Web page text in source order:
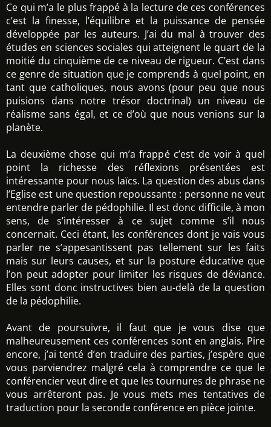
Ce qui m’a le plus frappé à la lecture de ces conférences
c’est la finesse, l’équilibre et la puissance de pensée
développée par les auteurs. J’ai du mal à trouver des
études en sciences sociales qui atteignent le quart de la
moitié du cinquième de ce niveau de rigueur. C’est dans
ce genre de situation que je comprends à quel point, en
tant que catholiques, nous avons (pour peu que nous
puisions dans notre trésor doctrinal) un niveau de
réalisme sans égal, et ce d’où que nous venions sur la
planète.
La deuxième chose qui m’a frappé c’est de voir à quel
point la richesse des réflexions présentées est
intéressante pour nous laïcs. La question des abus dans
l’Eglise est une question repoussante : personne ne veut
entendre parler de pédophilie. Il est donc difficile, à mon
sens, de s’intéresser à ce sujet comme s’il nous
concernait. Ceci étant, les conférences dont je vais vous
parler ne s’appesantissent pas tellement sur les faits
mais sur leurs causes, et sur la posture éducative que
l’on peut adopter pour limiter les risques de déviance.
Elles sont donc instructives bien au-delà de la question
de la pédophilie.
Avant de poursuivre, il faut que je vous dise que
malheureusement ces conférences sont en anglais. Pire
encore, j’ai tenté d’en traduire des parties, j’espère que
vous parviendrez malgré cela à comprendre ce que le
conférencier veut dire et que les tournures de phrase ne
vous arrêteront pas. Je vous mets mes tentatives de
traduction pour la seconde conférence en pièce jointe.